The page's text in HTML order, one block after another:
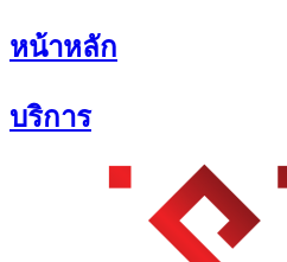
Skip
to
หน้าหลัก
บริการ